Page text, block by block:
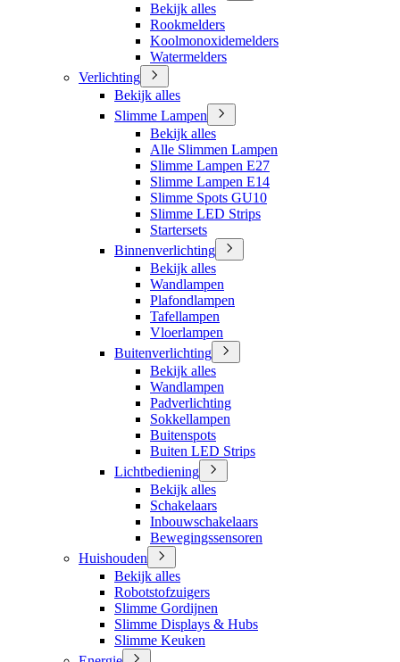
Bekijk alles
Rookmelders
Koolmonoxidemelders
Watermelders
Verlichting
Bekijk alles
Slimme Lampen
Bekijk alles
Alle Slimmen Lampen
Slimme Lampen E27
Slimme Lampen E14
Slimme Spots GU10
Slimme LED Strips
Startersets
Binnenverlichting
Bekijk alles
Wandlampen
Plafondlampen
Tafellampen
Vloerlampen
Buitenverlichting
Bekijk alles
Wandlampen
Padverlichting
Sokkellampen
Buitenspots
Buiten LED Strips
Lichtbediening
Bekijk alles
Schakelaars
Inbouwschakelaars
Bewegingssensoren
Huishouden
Bekijk alles
Robotstofzuigers
Slimme Gordijnen
Slimme Displays & Hubs
Slimme Keuken